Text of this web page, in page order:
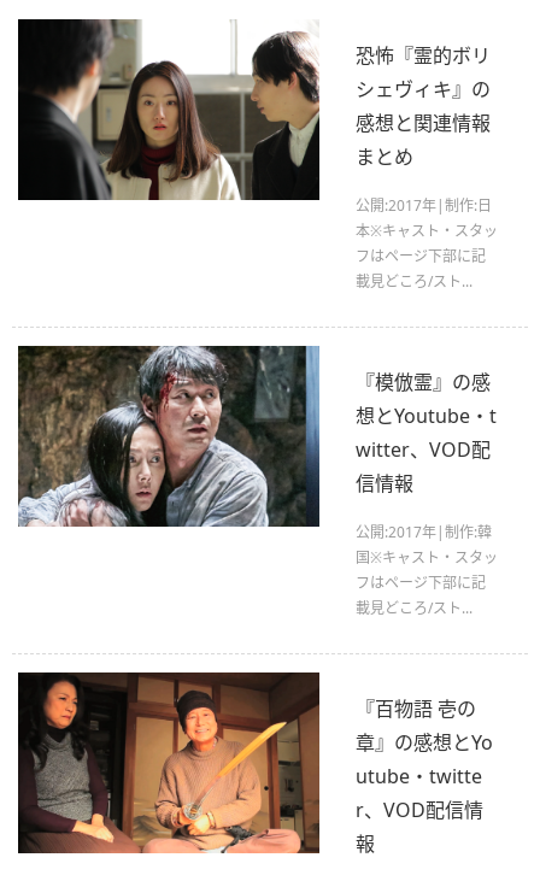
恐怖『霊的ボリ
シェヴィキ』の
感想と関連情報
まとめ
公開:2017年|制作:日
本※キャスト・スタッ
フはページ下部に記
載見どころ/スト...
『模倣霊』の感
想とYoutube・t
witter、VOD配
信情報
公開:2017年|制作:韓
国※キャスト・スタッ
フはページ下部に記
載見どころ/スト...
『百物語 壱の
章』の感想とYo
utube・twitte
r、VOD配信情
報